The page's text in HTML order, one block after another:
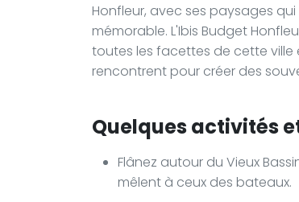
Honfleur, avec ses paysages
mémorable. L'Ibis Budget
toutes les facettes de cette ville
rencontrent pour créer des
Quelques activités
Flânez autour du Vieux
mêlent à ceux des bateaux.